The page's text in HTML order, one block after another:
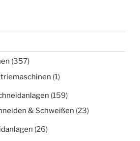
(357)
(1)
(159)
& Schweißen (23)
(26)